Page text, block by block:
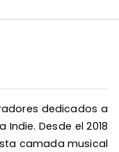
dedicados a
Desde el 2018
camada musical